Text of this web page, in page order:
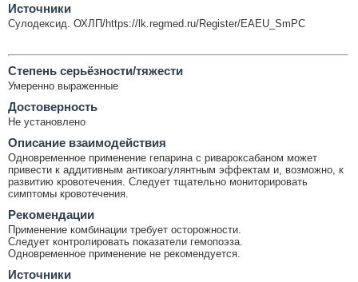
Источники
Сулодексид. ОХЛП/https://lk.regmed.ru/Register/EAEU_SmPC
Cтепень серьёзности/тяжести
Умеренно выраженные
Достоверность
Не установлено
Описание взаимодействия
Одновременное применение гепарина с ривароксабаном может
привести к аддитивным антикоагулянтным эффектам и, возможно, к
развитию кровотечения. Следует тщательно мониторировать
симптомы кровотечения.
Рекомендации
Применение комбинации требует осторожности.
Следует контролировать показатели гемопоэза.
Одновременное применение не рекомендуется.
Источники